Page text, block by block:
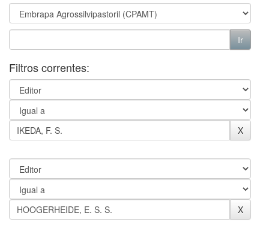
Filtros correntes: